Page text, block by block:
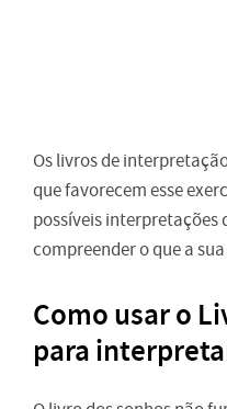
Os livros de
que favorecem esse
possíveis interpretações
compreender o que a
Como usar o
para